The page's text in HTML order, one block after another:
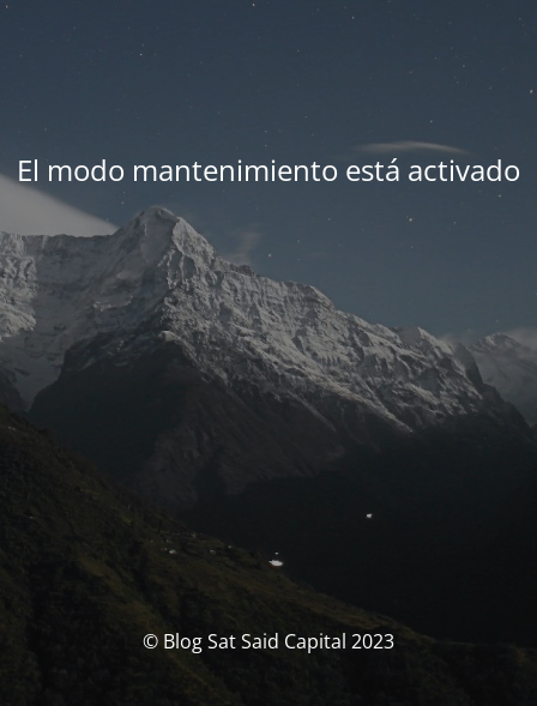
El modo mantenimiento está activado
© Blog Sat Said Capital 2023